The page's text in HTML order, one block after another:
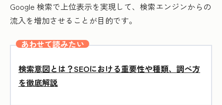
Google 検索で上位表示を実現して、検索エンジンからの
流入を増加させることが目的です。
あわせて読みたい
検索意図とは？SEOにおける重要性や種類、調べ方
を徹底解説